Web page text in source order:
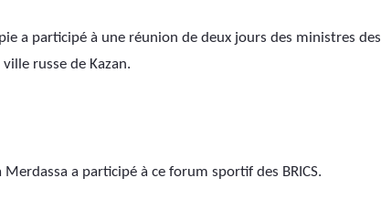
a participé à une réunion de deux jours des ministres des
russe de Kazan.
Merdassa a participé à ce forum sportif des BRICS.